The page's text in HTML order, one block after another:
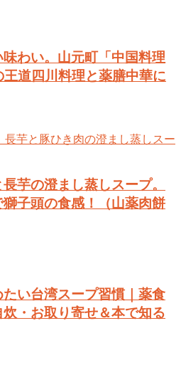
わい。山元町「中国料理
道四川料理と薬膳中華に
芋の澄まし蒸しスープ。
子頭の食感！（山薬肉餅
い台湾スープ習慣｜薬食
・お取り寄せ＆本で知る